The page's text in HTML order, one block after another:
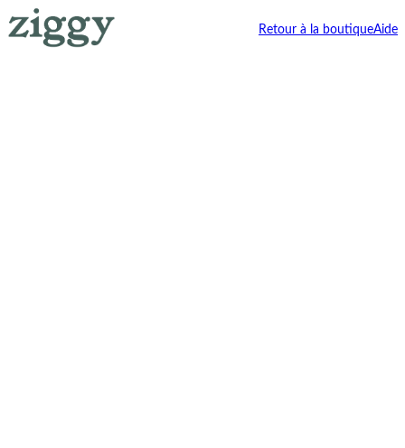
Retour à la boutiqueAide